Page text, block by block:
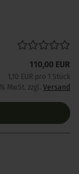
110,00 EUR
1,10 EUR pro 1 Stück
MwSt. zzgl. Versand